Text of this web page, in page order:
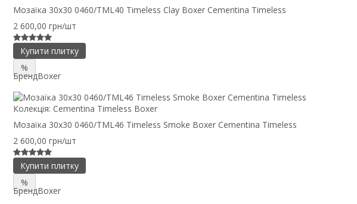
Мозаїка 30x30 0460/TML40 Timeless Clay Boxer Cementina Timeless
2 600,00 грн/шт
Купити плитку
%
БрендBoxer
Колекція: Cementina Timeless Boxer
Мозаїка 30x30 0460/TML46 Timeless Smoke Boxer Cementina Timeless
2 600,00 грн/шт
Купити плитку
%
БрендBoxer